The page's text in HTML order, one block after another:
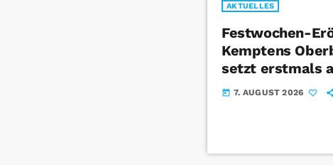
AKTUELLES
Festwochen-
Kemptens
setzt erstmals
today 7. AUGUST 2026